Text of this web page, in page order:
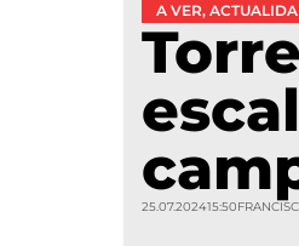
A VER,
25.07.202415:50